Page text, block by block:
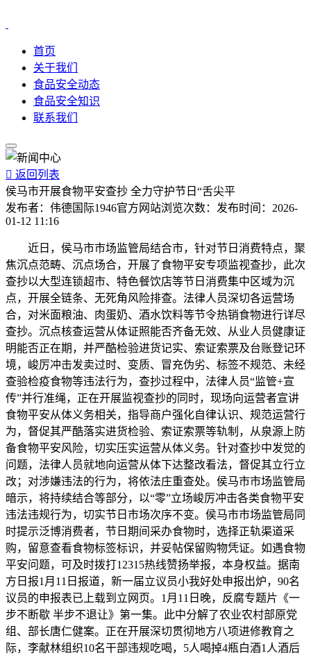
首页
关于我们
食品安全动态
食品安全知识
联系我们
 返回列表
侯马市开展食物平安查抄 全力守护节日“舌尖平
发布者： 伟德国际1946官方网站浏览次数： 发布时间： 2026-
01-12 11:16
近日，侯马市市场监管局结合市，针对节日消费特点，聚
焦沉点范畴、沉点场合，开展了食物平安专项监视查抄，此次
查抄以大型连锁超市、特色餐饮店等节日消费集中区域为沉
点，开展全链条、无死角风险排查。法律人员深切各运营场
合，对米面粮油、肉蛋奶、酒水饮料等节令热销食物进行详尽
查抄。沉点核查运营从体证照能否齐备无效、从业人员健康证
明能否正在期，并严酷检验进货记实、索证索票及台账登记环
境，峻厉冲击发卖过时、变质、冒充伪劣、标签不规范、未经
查验检疫食物等违法行为，查抄过程中，法律人员“监管+宣
传”并行准绳，正在开展监视查抄的同时，现场向运营者宣讲
食物平安从体义务相关，指导商户强化自律认识、规范运营行
为，督促其严酷落实进货检验、索证索票等轨制，从泉源上防
备食物平安风险，切实压实运营从体义务。针对查抄中发觉的
问题，法律人员就地向运营从体下达整改看法，督促其立行立
改；对涉嫌违法的行为，将依法庄重查处。侯马市市场监管局
暗示，将持续结合等部分，以“零”立场峻厉冲击各类食物平安
违法违规行为，切实节日市场次序不变。侯马市市场监管局同
时提示泛博消费者，节日期间采办食物时，选择正轨渠道采
购，留意查看食物标签标识，并妥帖保留购物凭证。如遇食物
平安问题，可及时拨打12315热线赞扬举报，本身权益。据南
方日报1月11日报道，新一届立议员小我好处申报出炉，90名
议员的申报表已上载到立网页。1月11日晚，反腐专题片《一
步不断歇 半步不退让》第一集。此中分解了农业农村部原党
组、部长唐仁健案。正在开展深切贯彻地方八项进修教育之
际，李献林组织10名干部违规吃喝，5人喝掉4瓶白酒1人酒后